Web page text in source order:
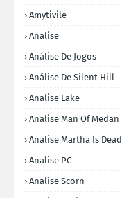
Amytivile
Analise
Análise De Jogos
Análise De Silent Hill
Analise Lake
Analise Man Of Medan
Analise Martha Is Dead
Analise PC
Analise Scorn